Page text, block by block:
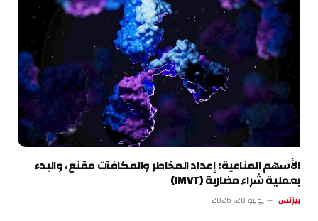
الأسهم المناعية: إعداد المخاطر والمكافآت مقنع، والبدء
بعملية شراء مضاربة (IMVT)
بيزنس يوليو 28, 2026